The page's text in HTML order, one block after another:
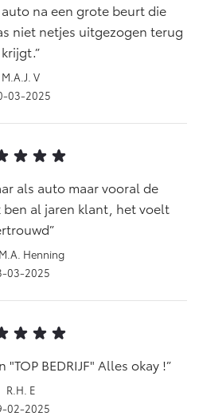
Hilux (excl. BTW)
OOK ALS BATTERIJ-
Vanaf € 56.570,-
na een grote beurt die
niet netjes uitgezogen terug
krijgt.
M.A.J. V
03-2025
als auto maar vooral de
ben al jaren klant, het voelt
Henning
03-2025
BEDRIJF" Alles okay !
R.H. E
02-2025